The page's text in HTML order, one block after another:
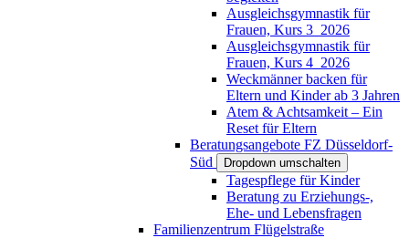
Ausgleichsgymnastik für
Frauen, Kurs 3_2026
Ausgleichsgymnastik für
Frauen, Kurs 4_2026
Weckmänner backen für
Eltern und Kinder ab 3 Jahren
Atem & Achtsamkeit – Ein
Reset für Eltern
Beratungsangebote FZ Düsseldorf-
Süd
Dropdown umschalten
Tagespflege für Kinder
Beratung zu Erziehungs-,
Ehe- und Lebensfragen
Familienzentrum Flügelstraße